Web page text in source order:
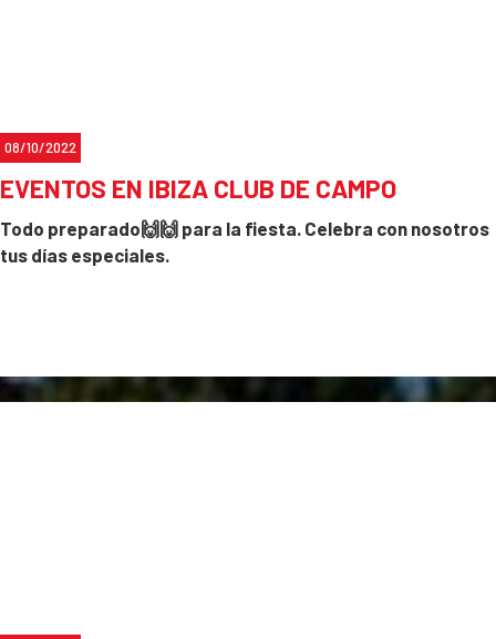
08/10/2022
EVENTOS EN IBIZA CLUB DE CAMPO
Todo preparado🙌🙌 para la fiesta. Celebra con nosotros
tus días especiales.